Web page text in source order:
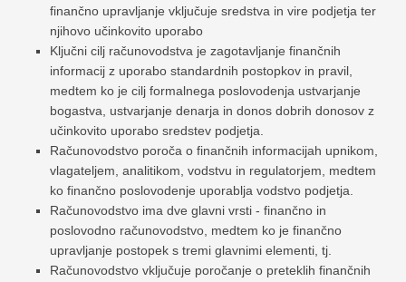
finančno upravljanje vključuje sredstva in vire podjetja ter
njihovo učinkovito uporabo
Ključni cilj računovodstva je zagotavljanje finančnih
informacij z uporabo standardnih postopkov in pravil,
medtem ko je cilj formalnega poslovodenja ustvarjanje
bogastva, ustvarjanje denarja in donos dobrih donosov z
učinkovito uporabo sredstev podjetja.
Računovodstvo poroča o finančnih informacijah upnikom,
vlagateljem, analitikom, vodstvu in regulatorjem, medtem
ko finančno poslovodenje uporablja vodstvo podjetja.
Računovodstvo ima dve glavni vrsti - finančno in
poslovodno računovodstvo, medtem ko je finančno
upravljanje postopek s tremi glavnimi elementi, tj.
Računovodstvo vključuje poročanje o preteklih finančnih